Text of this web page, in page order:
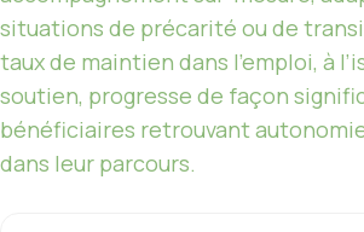
situations de précarité ou de
taux de maintien dans l’emploi, à
soutien, progresse de façon
bénéficiaires retrouvant
dans leur parcours.